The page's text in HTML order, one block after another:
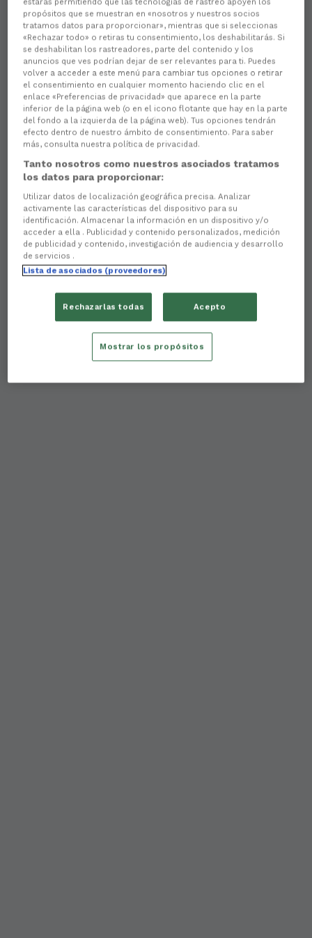
propósitos que se muestran en «nosotros y nuestros socios
tratamos datos para proporcionar», mientras que si seleccionas
«Rechazar todo» o retiras tu consentimiento, los deshabilitarás. Si
se deshabilitan los rastreadores, parte del contenido y los
anuncios que ves podrían dejar de ser relevantes para ti. Puedes
volver a acceder a este menú para cambiar tus opciones o retirar
el consentimiento en cualquier momento haciendo clic en el
enlace «Preferencias de privacidad» que aparece en la parte
inferior de la página web (o en el icono flotante que hay en la parte
del fondo a la izquierda de la página web). Tus opciones tendrán
efecto dentro de nuestro ámbito de consentimiento. Para saber
más, consulta nuestra política de privacidad.
Tanto nosotros como nuestros asociados tratamos
los datos para proporcionar:
Utilizar datos de localización geográfica precisa. Analizar
activamente las características del dispositivo para su
identificación. Almacenar la información en un dispositivo y/o
acceder a ella . Publicidad y contenido personalizados, medición
de publicidad y contenido, investigación de audiencia y desarrollo
de servicios .
Lista de asociados (proveedores)
Rechazarlas todas Acepto
Mostrar los propósitos